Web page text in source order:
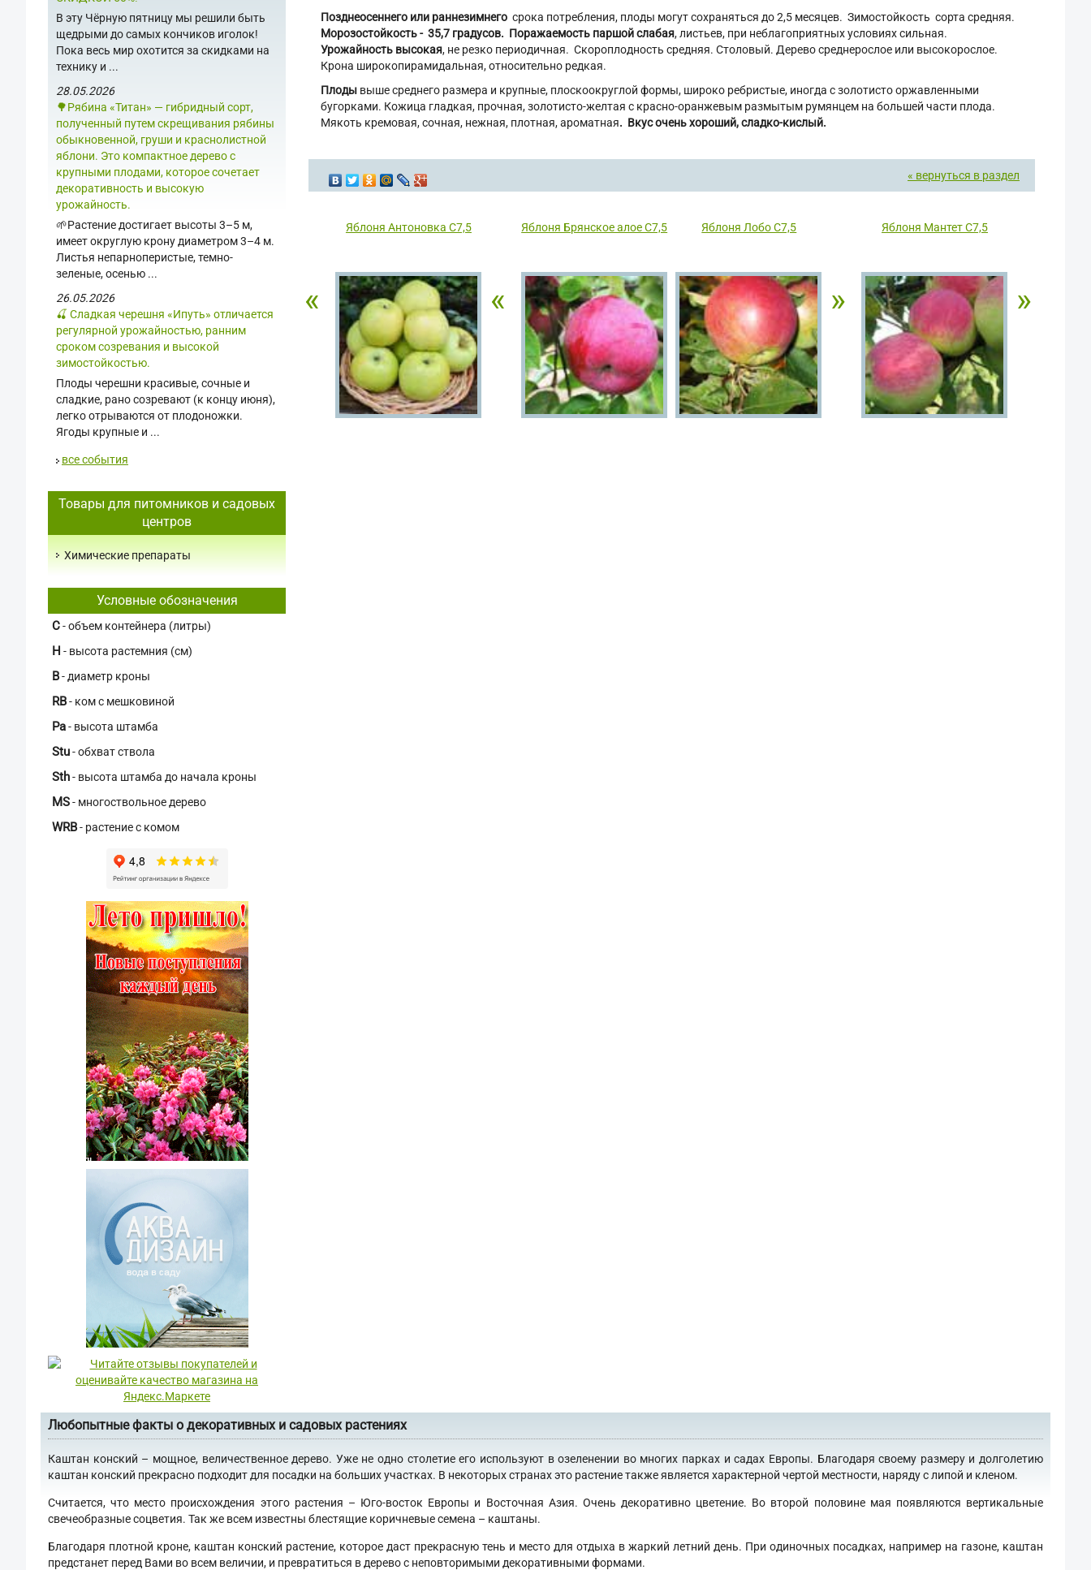
В эту Чёрную пятницу мы решили быть
щедрыми до самых кончиков иголок!
Пока весь мир охотится за скидками на
технику и ...
28.05.2026
🌳Рябина «Титан» — гибридный сорт,
полученный путем скрещивания рябины
обыкновенной, груши и краснолистной
яблони. Это компактное дерево с
крупными плодами, которое сочетает
декоративность и высокую
урожайность.
🌱Растение достигает высоты 3–5 м,
имеет округлую крону диаметром 3–4 м.
Листья непарноперистые, темно-
зеленые, осенью ...
26.05.2026
🍒 Сладкая черешня «Ипуть» отличается
регулярной урожайностью, ранним
сроком созревания и высокой
зимостойкостью.
Плоды черешни красивые, сочные и
сладкие, рано созревают (к концу июня),
легко отрываются от плодоножки.
Ягоды крупные и ...
все события
Товары для питомников и садовых
центров
Химические препараты
Условные обозначения
C- объем контейнера (литры)
H - высота растемния (см)
В- диаметр кроны
RB- ком с мешковиной
Pa- высота штамба
Stu- обхват ствола
Sth- высота штамба до начала кроны
MS- многоствольное дерево
WRB- растение с комом
Позднеосеннего или раннезимнего срока потребления, плоды могут сохраняться до 2,5 месяцев. Зимостойкость сорта средняя.
Морозостойкость - 35,7 градусов. Поражаемость паршой слабая, листьев, при неблагоприятных условиях сильная.
Урожайность высокая, не резко периодичная. Скороплодность средняя. Столовый. Дерево среднерослое или высокорослое.
Крона широкопирамидальная, относительно редкая.
Плоды выше среднего размера и крупные, плоскоокруглой формы, широко ребристые, иногда с золотисто оржавленными
бугорками. Кожица гладкая, прочная, золотисто-желтая с красно-оранжевым размытым румянцем на большей части плода.
Мякоть кремовая, сочная, нежная, плотная, ароматная. Вкус очень хороший, сладко-кислый.
« вернуться в раздел
«
Яблоня Антоновка С7,5
«
Яблоня Брянское алое С7,5 Яблоня Лобо С7,5
»
Яблоня Мантет С7,5
»
Любопытные факты о декоративных и садовых растениях
Каштан конский – мощное, величественное дерево. Уже не одно столетие его используют в озеленении во многих парках и садах Европы. Благодаря своему размеру и долголетию
каштан конский прекрасно подходит для посадки на больших участках. В некоторых странах это растение также является характерной чертой местности, наряду с липой и кленом.
Считается, что место происхождения этого растения – Юго-восток Европы и Восточная Азия. Очень декоративно цветение. Во второй половине мая появляются вертикальные
свечеобразные соцветия. Так же всем известны блестящие коричневые семена – каштаны.
Благодаря плотной кроне, каштан конский растение, которое даст прекрасную тень и место для отдыха в жаркий летний день. При одиночных посадках, например на газоне, каштан
предстанет перед Вами во всем величии, и превратиться в дерево с неповторимыми декоративными формами.